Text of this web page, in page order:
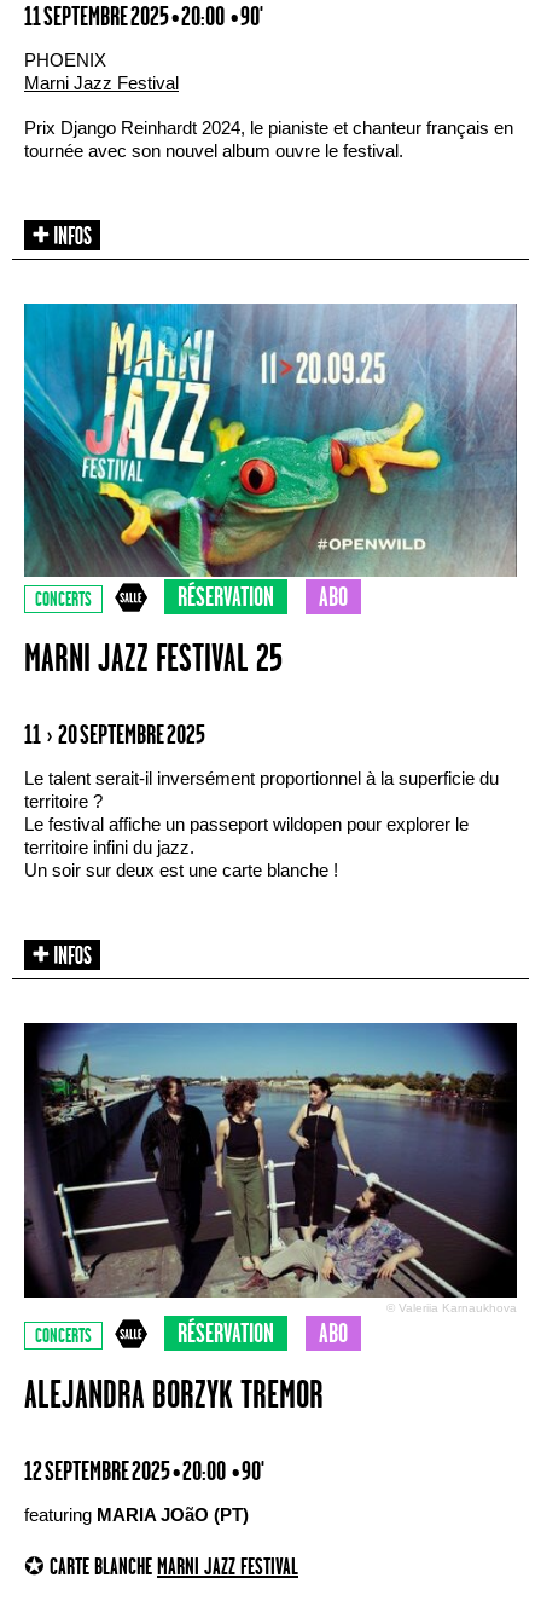
11 SEPTEMBRE 2025 • 20:00 • 90'
PHOENIX
Marni Jazz Festival
Prix Django Reinhardt 2024, le pianiste et chanteur français en
tournée avec son nouvel album ouvre le festival.
CONCERTS RÉSERVATION ABO
MARNI JAZZ FESTIVAL 25
11 › 20 SEPTEMBRE 2025
Le talent serait-il inversément proportionnel à la superficie du
territoire ?
Le festival affiche un passeport wildopen pour explorer le
territoire infini du jazz.
Un soir sur deux est une carte blanche !
© Valeriia Karnaukhova
CONCERTS RÉSERVATION ABO
ALEJANDRA BORZYK TREMOR
12 SEPTEMBRE 2025 • 20:00 • 90'
featuring MARIA JOãO (PT)
✪ CARTE BLANCHE MARNI JAZZ FESTIVAL